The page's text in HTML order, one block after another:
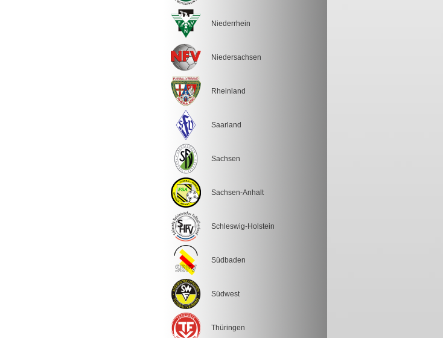
Niederrhein
Niedersachsen
Rheinland
Saarland
Sachsen
Sachsen-Anhalt
Schleswig-Holstein
Südbaden
Südwest
Thüringen